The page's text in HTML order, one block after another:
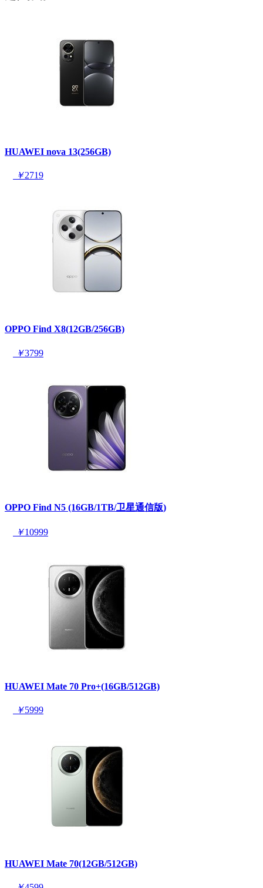
HUAWEI nova 13(256GB)
￥2719
OPPO Find X8(12GB/256GB)
￥3799
OPPO Find N5 (16GB/1TB/卫星通信版)
￥10999
HUAWEI Mate 70 Pro+(16GB/512GB)
￥5999
HUAWEI Mate 70(12GB/512GB)